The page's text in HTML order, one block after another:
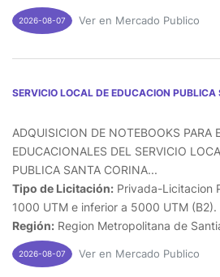
2026-08-07 Ver en Mercado Publico
SERVICIO LOCAL DE EDUCACION
ADQUISICION DE NOTEBOOKS PARA
EDUCACIONALES DEL SERVICIO
PUBLICA SANTA CORINA...
Tipo de Licitación: Privada-Licitacion
1000 UTM e inferior a 5000 UTM (B2).
Región: Region Metropolitana de
2026-08-07 Ver en Mercado Publico